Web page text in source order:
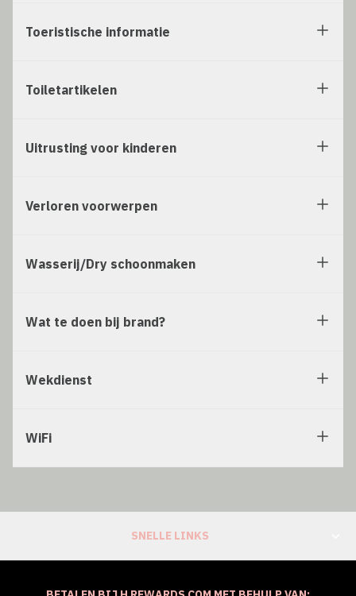
Toeristische informatie
Toiletartikelen
Uitrusting voor kinderen
Verloren voorwerpen
Wasserij/Dry schoonmaken
Wat te doen bij brand?
Wekdienst
WiFi
SNELLE LINKS